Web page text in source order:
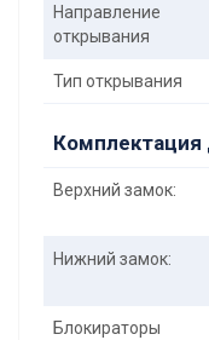
Направление
открывания
Тип открывания
Комплектация
Верхний замок:
Нижний замок:
Блокираторы